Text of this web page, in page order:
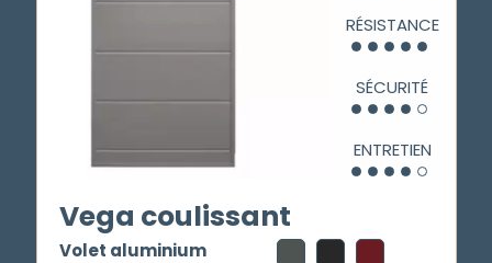
RÉSISTANCE
SÉCURITÉ
ENTRETIEN
Vega coulissant
Volet aluminium